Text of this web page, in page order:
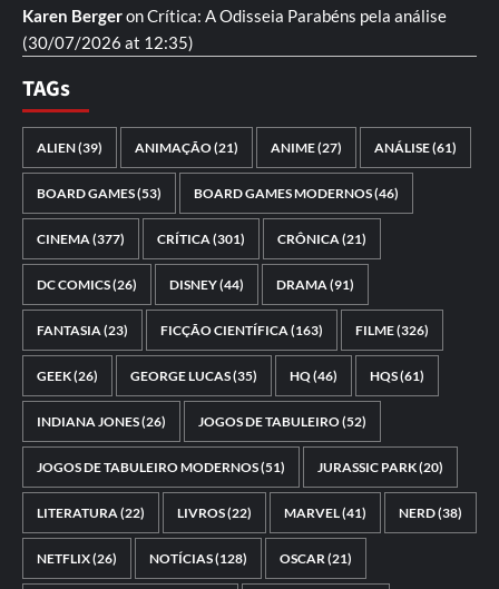
Karen BergeronCrítica: A Odisseia Parabéns pela análise
(30/07/2026 at 12:35)
TAGs
ALIEN(39) ANIMAÇÃO(21) ANIME(27) ANÁLISE(61)
BOARD GAMES(53) BOARD GAMES MODERNOS(46)
CINEMA(377) CRÍTICA(301) CRÔNICA(21)
DC COMICS(26) DISNEY(44) DRAMA(91)
FANTASIA(23) FICÇÃO CIENTÍFICA(163) FILME(326)
GEEK(26) GEORGE LUCAS(35) HQ(46) HQS(61)
INDIANA JONES(26) JOGOS DE TABULEIRO(52)
JOGOS DE TABULEIRO MODERNOS(51) JURASSIC PARK(20)
LITERATURA(22) LIVROS(22) MARVEL(41) NERD(38)
NETFLIX(26) NOTÍCIAS(128) OSCAR(21)